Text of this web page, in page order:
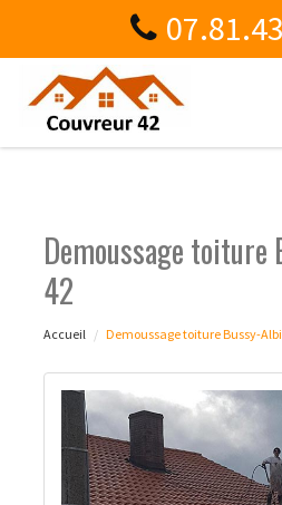
Demoussage toiture
42
Accueil Demoussage toiture Bussy-